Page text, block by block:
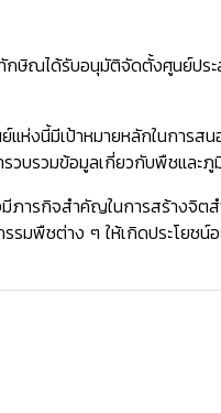
กษิณได้รับอนุมัติจัดตั้งศูนย์ประ
แห่งนี้มีเป้าหมายหลักในการส
รวบรวมข้อมูลเกี่ยวกับพืชและ
ภารกิจสำคัญในการสร้างจิต
รมพืชต่าง ๆ ให้เกิดประโยชน์